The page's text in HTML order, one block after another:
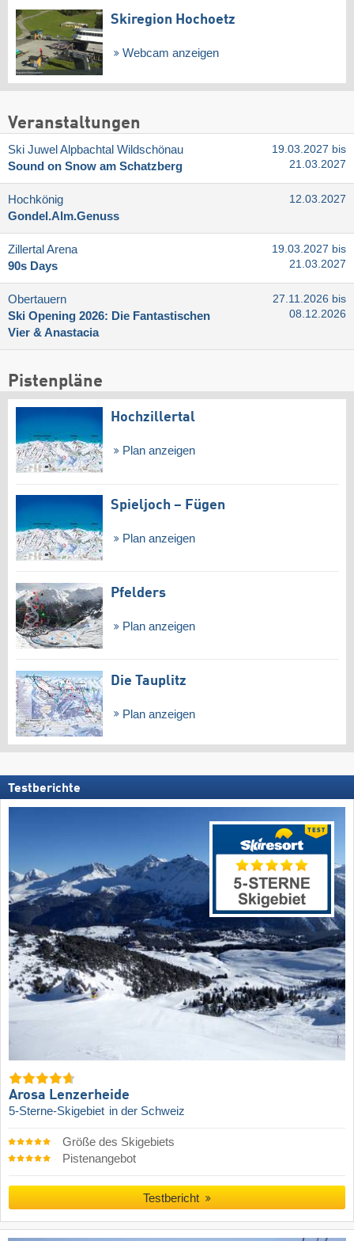
Skiregion Hochoetz
Webcam anzeigen
Veranstaltungen
Ski Juwel Alpbachtal Wildschönau
Sound on Snow am Schatzberg
19.03.2027 bis
21.03.2027
Hochkönig
Gondel.Alm.Genuss
12.03.2027
Zillertal Arena
90s Days
19.03.2027 bis
21.03.2027
Obertauern
Ski Opening 2026: Die Fantastischen
Vier & Anastacia
27.11.2026 bis
08.12.2026
Pistenpläne
Hochzillertal
Plan anzeigen
Spieljoch – Fügen
Plan anzeigen
Pfelders
Plan anzeigen
Die Tauplitz
Plan anzeigen
Testberichte
Arosa Lenzerheide
5-Sterne-Skigebiet in der Schweiz
Größe des Skigebiets
Pistenangebot
Testbericht